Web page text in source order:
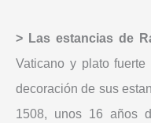
> Las estancias de
Vaticano y plato
decoración de sus
1508, unos 16 años